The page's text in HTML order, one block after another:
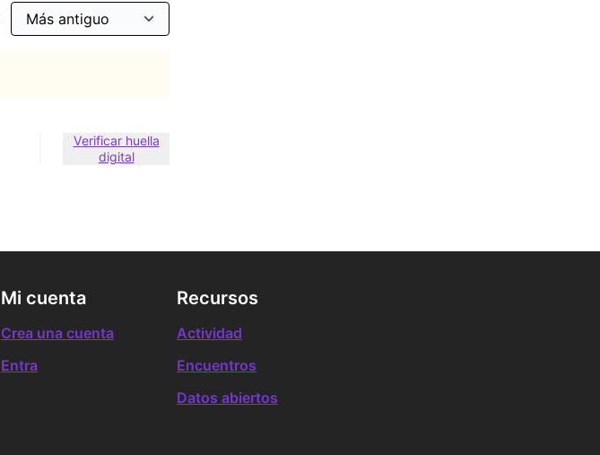
Verificar huella
digital
Mi cuenta
Crea una cuenta
Entra
Recursos
Actividad
Encuentros
Datos abiertos